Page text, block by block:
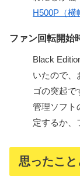
H500P（横
ファン回転開始
Black
いたので、
ゴの突起で
管理ソフト
定するか、
思ったこと